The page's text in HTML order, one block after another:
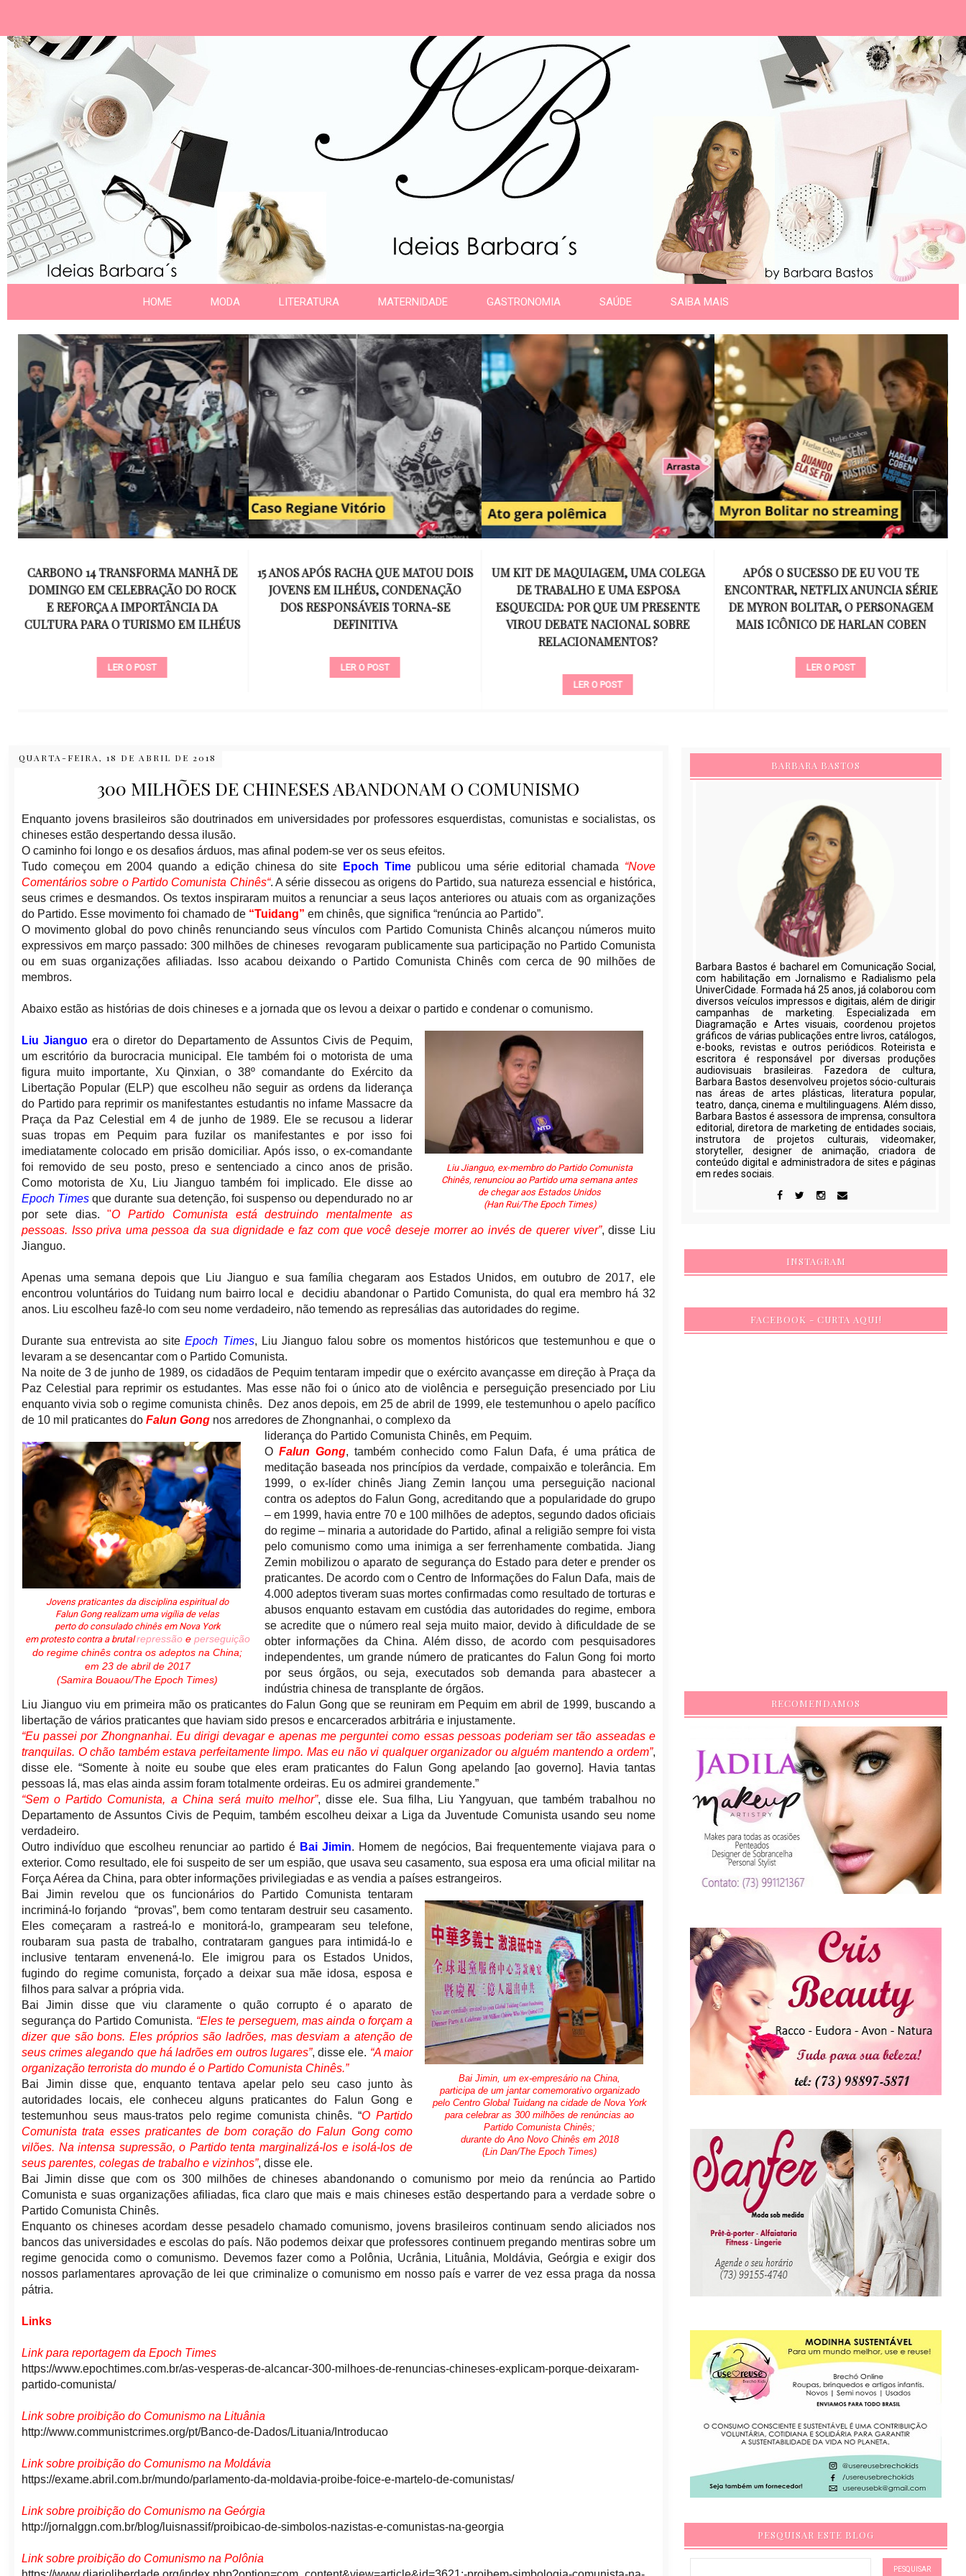
HOME MODA LITERATURA MATERNIDADE GASTRONOMIA SAÚDE SAIBA MAIS
15 ANOS APÓS RACHA QUE MATOU DOIS
JOVENS EM ILHÉUS, CONDENAÇÃO
DOS RESPONSÁVEIS TORNA-SE
DEFINITIVA
LER O POST
UM KIT DE MAQUIAGEM, UMA COLEGA
DE TRABALHO E UMA ESPOSA
ESQUECIDA: POR QUE UM PRESENTE
VIROU DEBATE NACIONAL SOBRE
APÓS O SUCESSO DE EU VOU TE
ENCONTRAR, NETFLIX ANUNCIA SÉRIE
DE MYRON BOLITAR, O PERSONAGEM
MAIS ICÔNICO DE HARLAN COBEN
15 ANOS SEM AMY WINEHOUSE: A VOZ
INESQUECÍVEL QUE REVOLUCIONOU A
MÚSICA E SE TORNOU UM SÍMBOLO
DE UMA GERAÇÃO
LER O POST
QUARTA-FEIRA, 18 DE ABRIL DE 2018
300 MILHÕES DE CHINESES ABANDONAM O COMUNISMO
Enquanto jovens brasileiros são doutrinados em universidades por professores esquerdistas, comunistas e socialistas, os
chineses estão despertando dessa ilusão.
O caminho foi longo e os desafios árduos, mas afinal podem-se ver os seus efeitos.
Tudo começou em 2004 quando a edição chinesa do site
Epoch Timepublicou uma série editorial chamada “Nove
Comentários sobre o Partido Comunista Chinês“. A série dissecou as origens do Partido, sua natureza essencial e histórica,
seus crimes e desmandos. Os textos inspiraram muitos a renunciar a seus laços anteriores ou atuais com as organizações
do Partido. Esse movimento foi chamado de “Tuidang” em chinês, que significa “renúncia ao Partido”.
O movimento global do povo chinês renunciando seus vínculos com Partido Comunista Chinês alcançou números muito
expressivos em março passado: 300 milhões de chineses revogaram publicamentesua participação no Partido Comunista
ou em suas organizações afiliadas. Isso acabou deixando o Partido Comunista Chinêscom cerca de 90 milhões de
membros.
Abaixo estão as histórias de dois chineses e a jornada que os levou a deixar o partido e condenar o comunismo.
Liu Jianguo, ex-membro do Partido Comunista
Chinês, renunciou ao Partido uma semana antes
de chegar aos Estados Unidos
(Han Rui/The Epoch Times)
Liu Jianguo era o diretor do Departamento de Assuntos Civis de Pequim,
um escritório da burocracia municipal. Ele também foi o motorista de uma
figura muito importante, Xu Qinxian, o 38º comandante do Exército da
Libertação Popular (ELP) que escolheu não seguir as ordens da liderança
do Partido para reprimir os manifestantes estudantis no infame Massacre da
Praça da Paz Celestial em 4 de junho de 1989. Ele se recusou a liderar
suas tropas em Pequim para fuzilar os manifestantes e por isso foi
imediatamente colocado em prisão domiciliar. Após isso, o ex-comandante
foi removido de seu posto, preso e sentenciado a cinco anos de prisão.
Como motorista de Xu, Liu Jianguo também foi implicado. Ele disse ao
Epoch Times que durante sua detenção, foi suspenso ou dependurado no ar
por sete dias."O Partido Comunista está destruindo mentalmente as
pessoas. Isso priva uma pessoa da sua dignidade e faz com que você deseje morrer ao invés de querer viver”, disse Liu
Jianguo.
Apenas uma semana depois que Liu Jianguo e sua família chegaram aos Estados Unidos, em outubro de 2017, ele
encontrou voluntários do Tuidang num bairro local e decidiu abandonar o Partido Comunista, do qual era membro há 32
anos. Liu escolheu fazê-lo com seu nome verdadeiro, não temendo as represálias das autoridades do regime.
Durante sua entrevista ao siteEpoch Times, Liu Jianguo falou sobre os momentos históricos que testemunhou e que o
levaram a se desencantar com o Partido Comunista.
Na noite de 3 de junho de 1989, os cidadãos de Pequim tentaram impedir que o exército avançasse em direção à Praça da
Paz Celestial para reprimir os estudantes. Mas esse não foi o único ato de violência e perseguição presenciado por Liu
enquanto vivia sob o regime comunista chinês. Dez anos depois, em 25 de abril de 1999, ele testemunhou o apelo pacífico
de 10 mil praticantes do Falun Gong nos arredores de Zhongnanhai, o complexo da
Jovens praticantes da disciplina espiritual do
Falun Gong realizam uma vigília de velas
perto do consulado chinês em Nova York
em protesto contra a brutalrepressãoe perseguição
do regime chinês contra os adeptos na China;
em 23 de abril de 2017
(Samira Bouaou/The Epoch Times)
liderança do Partido Comunista Chinês, em Pequim.
O Falun Gong, também conhecido como Falun Dafa, é uma prática de
meditação baseada nos princípios da verdade, compaixão e tolerância. Em
1999, o ex-líder chinês Jiang Zemin lançou uma perseguição nacional
contra os adeptos do Falun Gong, acreditando que a popularidade do grupo
– em 1999, havia entre 70 e 100 milhões de adeptos, segundo dados oficiais
do regime – minaria a autoridade do Partido, afinal a religião sempre foi vista
pelo comunismo como uma inimiga a ser ferrenhamente combatida. Jiang
Zemin mobilizou o aparato de segurança do Estado para deter e prender os
praticantes. De acordo com o Centro de Informações do Falun Dafa, mais de
4.000 adeptos tiveram suas mortes confirmadas como resultado de torturas e
abusos enquanto estavam em custódia das autoridades do regime, embora
se acredite que o número real seja muito maior, devido à dificuldade de se
obter informações da China. Além disso, de acordo com pesquisadores
independentes, um grande número de praticantes do Falun Gong foi morto
por seus órgãos, ou seja, executados sob demanda para abastecer ​a
indústria chinesa de transplante de órgãos.
Liu Jianguo viu em primeira mão os praticantes do Falun Gong que se reuniram em Pequim em abril de 1999, buscando a
libertação de vários praticantes que haviam sido presos e encarcerados arbitrária e injustamente.
“Eu passei por Zhongnanhai. Eu dirigi devagar e apenas me perguntei como essas pessoas poderiam ser tão asseadas e
tranquilas. O chão também estava perfeitamente limpo. Mas eu não vi qualquer organizador ou alguém mantendo a ordem”,
disse ele. “Somente à noite eu soube que eles eram praticantes do Falun Gong apelando [ao governo]. Havia tantas
pessoas lá, mas elas ainda assim foram totalmente ordeiras. Eu os admirei grandemente.”
“Sem o Partido Comunista, a China será muito melhor”, disse ele. Sua filha, Liu Yangyuan, que também trabalhou no
Departamento de Assuntos Civis de Pequim, também escolheu deixar a Liga da Juventude Comunista usando seu nome
verdadeiro.
Outro indivíduo que escolheu renunciar ao partido é Bai Jimin. Homem de negócios, Bai frequentemente viajava para o
exterior. Como resultado, ele foi suspeito de ser um espião, que usava seu casamento, sua esposa era uma oficial militar na
Força Aérea da China, para obter informações privilegiadas e as vendia a países estrangeiros.
Bai Jimin, um ex-empresário na China,
participa de um jantar comemorativo organizado
pelo Centro Global Tuidang na cidade de Nova York
para celebrar as 300 milhões de renúncias ao
Partido Comunista Chinês;
durante do Ano Novo Chinês em 2018
(Lin Dan/The Epoch Times)
Bai Jimin revelou que os funcionários do Partido Comunista tentaram
incriminá-lo forjando “provas”, bem como tentaram destruir seu casamento.
Eles começaram a rastreá-lo e monitorá-lo, grampearam seu telefone,
roubaram sua pasta de trabalho, contrataram gangues para intimidá-lo e
inclusive tentaram envenená-lo. Ele imigrou para os Estados Unidos,
fugindo do regime comunista, forçado a deixar sua mãe idosa, esposa e
filhos para salvar a própria vida.
Bai Jimin disse que viu claramente o quão corrupto é o aparato de
segurança do Partido Comunista. “Eles te perseguem, mas ainda o forçam a
dizer que são bons. Eles próprios são ladrões, mas desviam a atenção de
seus crimes alegando que há ladrões em outros lugares”, disse ele. “A maior
organização terrorista do mundo é o Partido Comunista Chinês.”
Bai Jimin disse que, enquanto tentava apelar pelo seu caso junto às
autoridades locais, ele conheceu alguns praticantes do Falun Gong e
testemunhou seus maus-tratos pelo regime comunista chinês. “O Partido
Comunista trata esses praticantes de bom coração do Falun Gong como
vilões. Na intensa supressão, o Partido tenta marginalizá-los e isolá-los de
seus parentes, colegas de trabalho e vizinhos”, disse ele.
Bai Jimin disse que com os 300 milhões de chineses abandonando o comunismo por meio da renúncia ao Partido
Comunista e suas organizações afiliadas, fica claro que mais e mais chineses estão despertando para a verdade sobre o
Partido Comunista Chinês.
Enquanto os chineses acordam desse pesadelo chamado comunismo, jovens brasileiros continuam sendo aliciados nos
bancos das universidades e escolas do país. Não podemos deixar que professores continuem pregando mentiras sobre um
regime genocida como o comunismo. Devemos fazer como a Polônia, Ucrânia, Lituânia, Moldávia, Geórgia e exigir dos
nossos parlamentares aprovação de lei que criminalize o comunismo em nosso país e varrer de vez essa praga da nossa
pátria.
Links
Link para reportagem da Epoch Times
https://www.epochtimes.com.br/as-vesperas-de-alcancar-300-milhoes-de-renuncias-chineses-explicam-porque-deixaram-
partido-comunista/
Link sobre proibição do Comunismo na Lituânia
http://www.communistcrimes.org/pt/Banco-de-Dados/Lituania/Introducao
Link sobre proibição do Comunismo na Moldávia
https://exame.abril.com.br/mundo/parlamento-da-moldavia-proibe-foice-e-martelo-de-comunistas/
Link sobre proibição do Comunismo na Geórgia
http://jornalggn.com.br/blog/luisnassif/proibicao-de-simbolos-nazistas-e-comunistas-na-georgia
Link sobre proibição do Comunismo na Polônia
BARBARA BASTOS
Barbara Bastos é bacharel em Comunicação Social,
com habilitação em Jornalismo e Radialismo pela
UniverCidade. Formada há 25 anos, já colaborou com
diversos veículos impressos e digitais, além de dirigir
campanhas de marketing. Especializada em
Diagramação e Artes visuais, coordenou projetos
gráficos de várias publicações entre livros, catálogos,
e-books, revistas e outros periódicos. Roteirista e
escritora é responsável por diversas produções
audiovisuais brasileiras. Fazedora de cultura,
Barbara Bastos desenvolveu projetos sócio-culturais
nas áreas de artes plásticas, literatura popular,
teatro, dança, cinema e multilinguagens. Além disso,
Barbara Bastos é assessora de imprensa, consultora
editorial, diretora de marketing de entidades sociais,
instrutora de projetos culturais, videomaker,
storyteller, designer de animação, criadora de
conteúdo digital e administradora de sites e páginas
em redes sociais.
INSTAGRAM
FACEBOOK - CURTA AQUI!
RECOMENDAMOS
PESQUISAR ESTE BLOG